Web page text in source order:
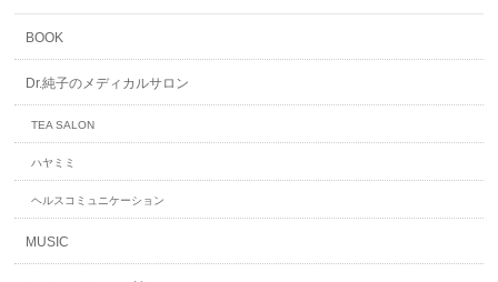
BOOK
Dr.純子のメディカルサロン
TEA SALON
ハヤミミ
ヘルスコミュニケーション
MUSIC